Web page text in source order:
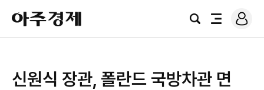
아
주
경
검
전
로
그
신원식 장관, 폴란드 국방차관 면